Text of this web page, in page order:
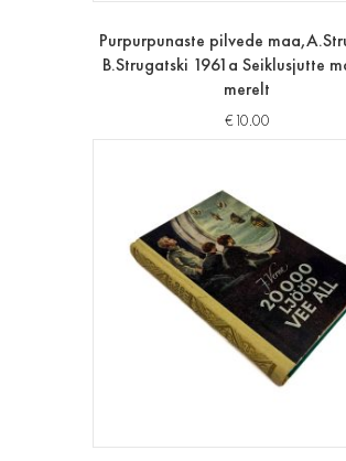
Purpurpunaste pilvede
B.Strugatski 1961a Seiklusjutte
merelt
€10.00